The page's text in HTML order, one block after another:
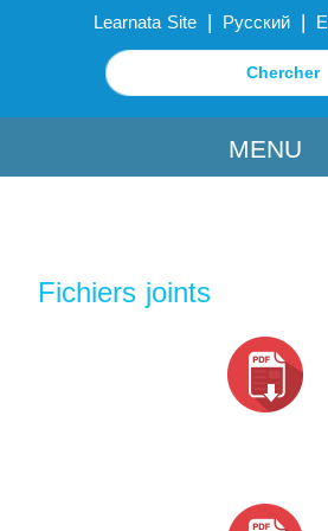
Learnata Site | Русский |
MENU
Fichiers joints